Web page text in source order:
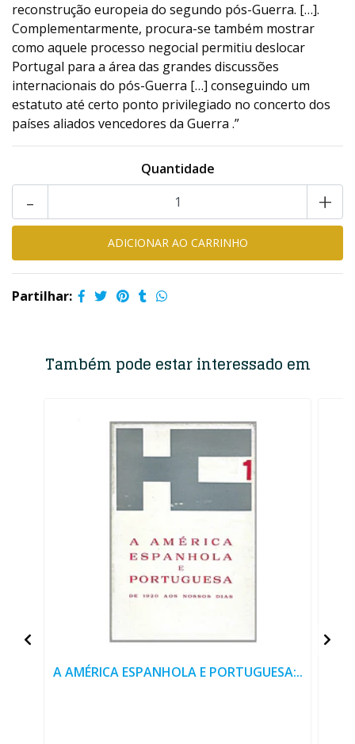
reconstrução europeia do segundo pós-Guerra. […].
Complementarmente, procura-se também mostrar
como aquele processo negocial permitiu deslocar
Portugal para a área das grandes discussões
internacionais do pós-Guerra […] conseguindo um
estatuto até certo ponto privilegiado no concerto dos
países aliados vencedores da Guerra .”
Quantidade
+
-
Partilhar:
Também pode estar interessado em
A AMÉRICA ESPANHOLA E PORTUGUESA:..